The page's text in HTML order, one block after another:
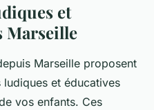
et
Marseille
Marseille proposent
et éducatives
vos enfants. Ces